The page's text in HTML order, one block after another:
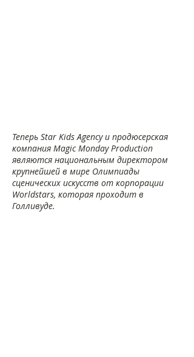
Теперь Star Kids Agency и продюсерская
компания Magic Monday Production
являются национальным директором
крупнейшей в мире Олимпиады
сценических искусств от корпорации
Worldstars, которая проходит в
Голливуде.